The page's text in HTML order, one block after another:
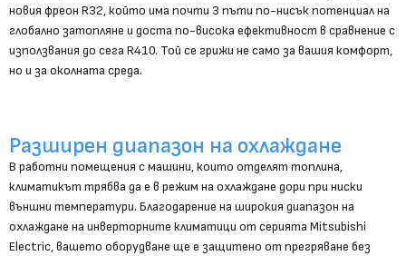
новия фреон R32, който има почти 3 пъти по-нисък потенциал на
глобално затопляне и доста по-висока ефективност в сравнение с
използвания до сега R410. Той се грижи не само за вашия комфорт,
но и за околната среда.
Разширен диапазон на охлаждане
В работни помещения с машини, които отделят топлина,
климатикът трябва да е в режим на охлаждане дори при ниски
външни температури. Благодарение на широкия диапазон на
охлаждане на инверторните климатици от серията Mitsubishi
Electric, вашето оборудване ще е защитено от прегряване без